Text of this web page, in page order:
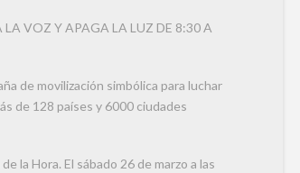
VOZ Y APAGA LA LUZ DE 8:30 A
de movilización simbólica para luchar
de 128 países y 6000 ciudades
la Hora. El sábado 26 de marzo a las